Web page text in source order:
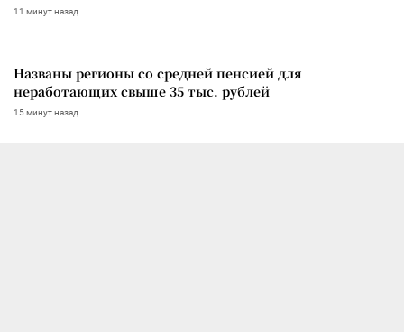
11 минут назад
Названы регионы со средней пенсией для
неработающих свыше 35 тыс. рублей
15 минут назад